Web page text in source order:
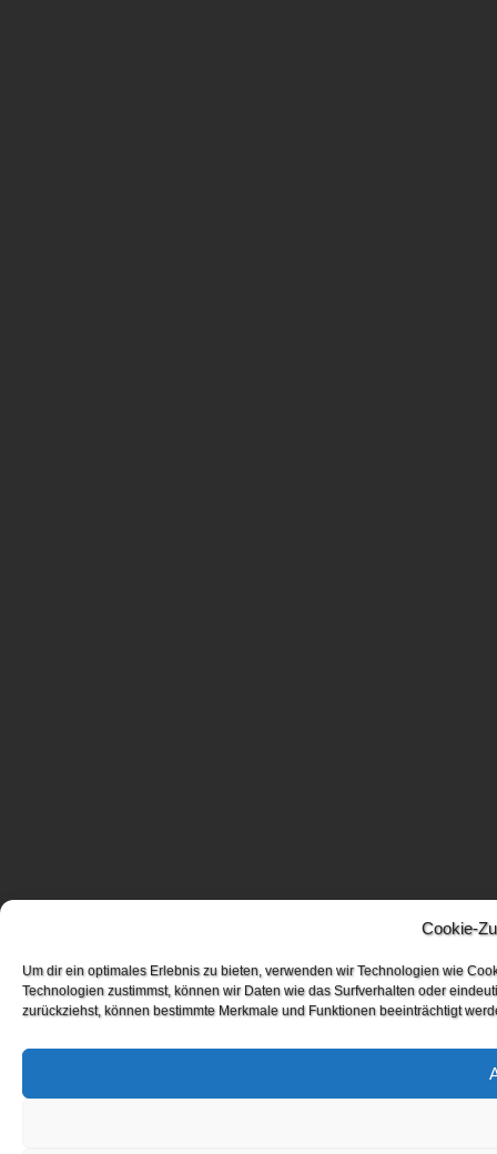
Cookie-
Um dir ein optimales Erlebnis zu bieten, verwenden wir Technologien wie
Technologien zustimmst, können wir Daten wie das Surfverhalten oder
zurückziehst, können bestimmte Merkmale und Funktionen beeinträchtigt